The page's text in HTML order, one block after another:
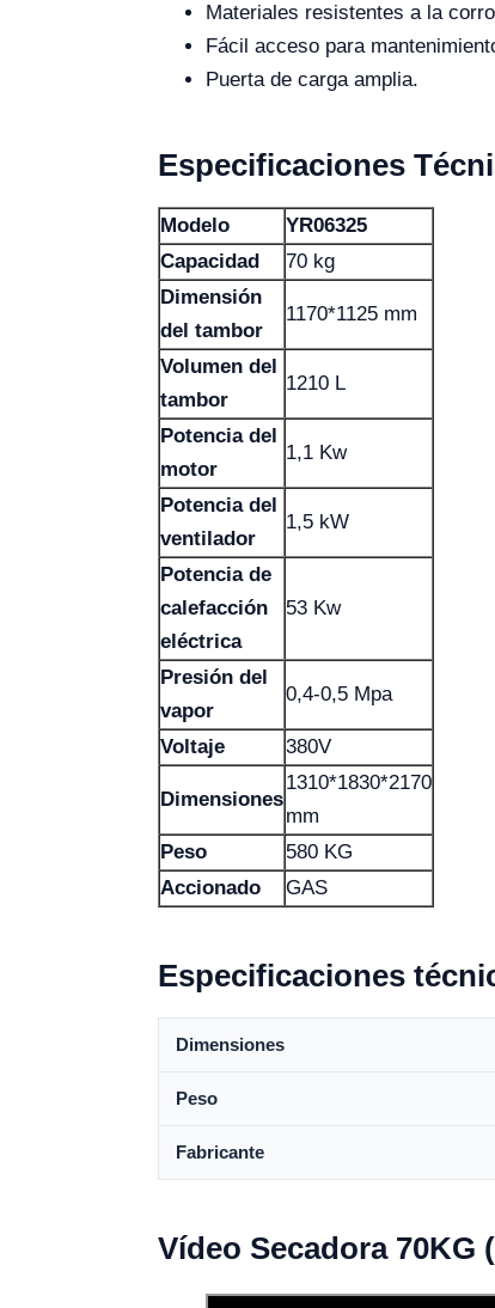
Materiales resistentes a la
Fácil acceso para
Puerta de carga amplia.
Especificaciones
Modelo
YR06325
Capacidad
70 kg
Dimensión
del tambor
1170*1125 mm
Volumen del
tambor
1210 L
Potencia del
motor
1,1 Kw
Potencia del
ventilador
1,5 kW
Potencia de
calefacción
eléctrica
53 Kw
Presión del
vapor
0,4-0,5 Mpa
Voltaje 380V
Dimensiones
1310*1830*2170
mm
Peso
580 KG
Accionado
GAS
Especificaciones
Dimensiones
Peso
Fabricante
Vídeo Secadora 70KG